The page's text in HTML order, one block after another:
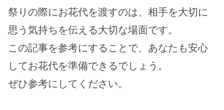
祭りの際にお花代を渡すのは、相手を大切に
思う気持ちを伝える大切な場面です。
この記事を参考にすることで、あなたも安心
してお花代を準備できるでしょう。
ぜひ参考にしてください。